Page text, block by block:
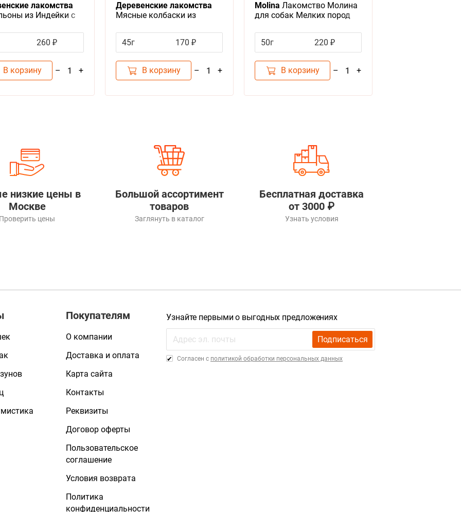
лакомства
из Индейки с
260 ₽
В корзину – 1 +
Деревенские лакомства
Мясные колбаски из
45г
170 ₽
В корзину – 1 +
Molina Лакомство Молина
для собак Мелких пород
50г
220 ₽
В корзину – 1 +
низкие цены в
Москве
цены
Большой ассортимент
товаров
Заглянуть в каталог
Бесплатная доставка
от 3000 ₽
Узнать условия
Покупателям
О компании
Доставка и оплата
Карта сайта
Контакты
Реквизиты
Договор оферты
Пользовательское
соглашение
Условия возврата
Политика
конфиденциальности
Узнайте первыми о выгодных предложениях
Подписаться
Cогласен с политикой обработки персональных данных